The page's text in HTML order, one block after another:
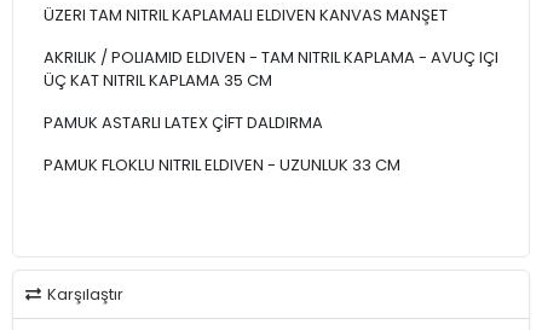
ÜZERI TAM NITRIL KAPLAMALI ELDIVEN KANVAS MANŞET
AKRILIK / POLIAMID ELDIVEN - TAM NITRIL KAPLAMA - AVUÇ IÇI
ÜÇ KAT NITRIL KAPLAMA 35 CM
PAMUK ASTARLI LATEX ÇİFT DALDIRMA
PAMUK FLOKLU NITRIL ELDIVEN - UZUNLUK 33 CM
Karşılaştır